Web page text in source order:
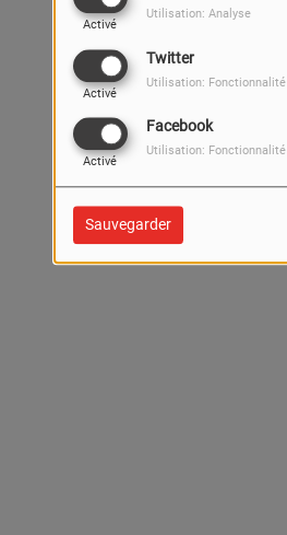
Activé
Utilisation: Analyse
Twitter
Activé
Utilisation: Fonctionnalité
Facebook
Activé
Utilisation: Fonctionnalité
Sauvegarder